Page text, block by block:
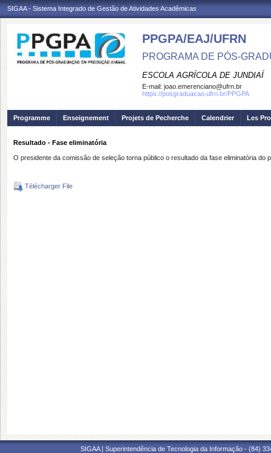
SIGAA - Sistema Integrado de Gestão de Atividades Acadêmicas
PPGPA/EAJ/UFRN
PROGRAMA DE PÓS-
ESCOLA AGRÍCOLA DE JUNDIAÍ
E-mail: joao.emerenciano@ufrn.br
https://posgraduacao.ufrn.br/PPGPA
Programme Enseignement Projets de Pecherche Calendrier Les
Resultado - Fase eliminatória
O presidente da comissão de seleção torna público o resultado da fase eliminatória
Télécharger File
SIGAA | Superintendência de Tecnologia da Informação - (84)